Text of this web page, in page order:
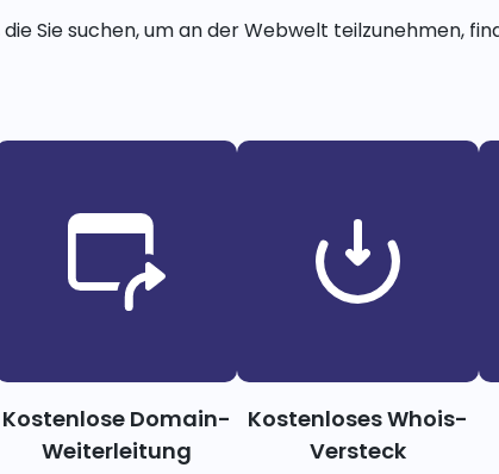
die Sie suchen, um an der Webwelt teilzunehmen,
Kostenlose Domain-
Weiterleitung
Kostenloses Whois-
Versteck